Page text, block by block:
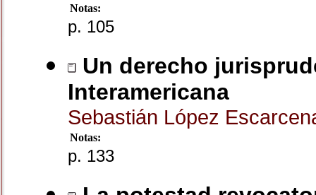
Notas:
p. 105
Un derecho
Interamericana
Sebastián López
Notas:
p. 133